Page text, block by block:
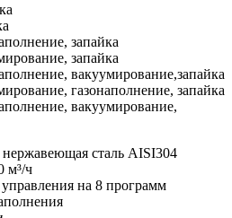
запайка
запайка
вакуумирование,запайка
газонаполнение, запайка
вакуумирование,
сталь AISI304
м³/ч
на 8 программ